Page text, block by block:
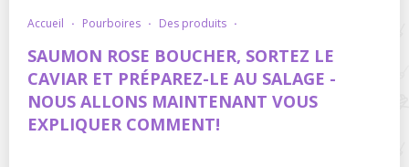
accueil · pourboires · des produits ·
SAUMON ROSE BOUCHER, SORTEZ LE
CAVIAR ET PRÉPAREZ-LE AU SALAGE -
NOUS ALLONS MAINTENANT VOUS
EXPLIQUER COMMENT!